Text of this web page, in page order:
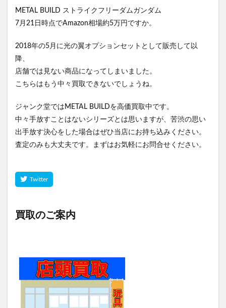
METAL BUILD ストライクフリーダムガンダム
7月21日時点でAmazon相場約5万円ですか。
2018年の5月に光の翼オプションセットとして販売して以
降、
店舗では見ない商品になってしまいました。
こちらはもう中々買取できないでしょうね。
ジャンク堂ではMETAL BUILDを高価買取中です。
中々手放すことはないシリーズとは思いますが、苦渋の思い
出手放す決心をした場合はぜひ当店にお持ち込みください。
査定のみも大丈夫です。まずはお気軽にお問合せください。
買取のご案内